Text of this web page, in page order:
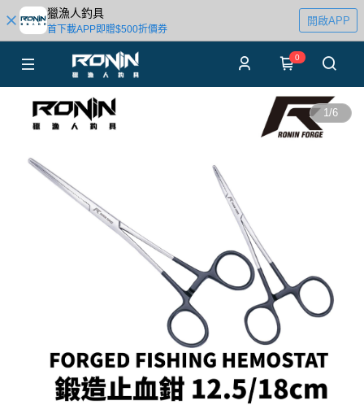
獵漁人釣具
首下載APP即贈$500折價券
開啟APP
0
1/6